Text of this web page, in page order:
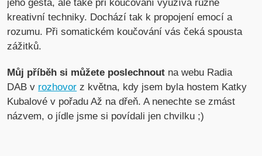
jeho gesta, ale také při koučování využívá různé
kreativní techniky. Dochází tak k propojení emocí a
rozumu. Při somatickém koučování vás čeká spousta
zážitků.
Můj příběh si můžete poslechnout na webu Radia
DAB v rozhovor z května, kdy jsem byla hostem Katky
Kubalové v pořadu Až na dřeň. A nenechte se zmást
názvem, o jídle jsme si povídali jen chvilku ;)